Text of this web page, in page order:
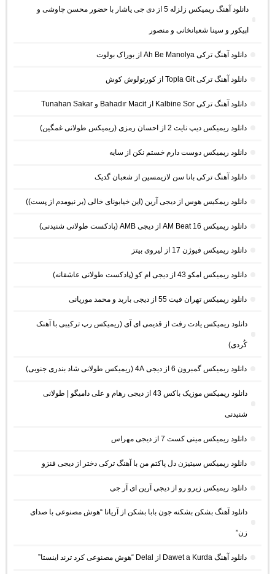
دانلود آهنگ ریمیکس زلزله 5 از دی جی یاشار با حضور محسن چاوشی و
اپیکور و سینا شعبانخانی و منصور
دانلود آهنگ ترکی Ah Be Manolya از بوراک بولوت
دانلود آهنگ ترکی Topla Git از کورتولوش کوش
دانلود آهنگ ترکی Kalbine Sor از Bahadır Macit و Tunahan Sakar
دانلود ریمیکس دیپ نایت 2 از احسان رمزی (ریمیکس طولانی غمگین)
دانلود ریمیکس دوست دارم خستم نکن از سایه
دانلود آهنگ ترکی بانا سن لازیمسین از شعبان گدیک
دانلود ریمکیس هوس از دیجی آرین (این خیابونای خالی (بر نیومدم از پست))
دانلود ریمیکس AM Beat 16 از دیجی AMB (پادکست طولانی شنیدنی)
دانلود ریمیکس فیوژن 17 از لیروی بیتز
دانلود ریمیکس امکو 43 از دیجی ام کو (پادکست طولانی عاشقانه)
دانلود ریمیکس تهران فیت 55 از دیجی باربد و محمد موریانی
دانلود ریمیکس یادت رفت از قدیمی ای آی (ریمیکس رپ ترکیبی با آهنک
کُردی)
دانلود ریمیکس گمبرون 6 از دیجی 4A (ریمیکس طولانی شاد بندری جنوبی)
دانلود ریمیکس موزیک باکس 43 از دیجی رهام و علی دامیگو | طولانی
شنیدنی
دانلود ریمیکس مینی کست 7 از دیجی مهراس
دانلود ریمیکس سیتیزن دل پاکتم من با آهنگ ترکی دختر از دیجی فنزو
دانلود ریمیکس زیرو رو از دیجی آرین ای آر جی
دانلود آهنگ بشکن بشکنه جون بابا بشکن از آریانا “هوش مصنوعی با صدای
زن”
دانلود آهنگ Dawet a Kurda از Delal “هوش مصنوعی کرد ترند اینستا”